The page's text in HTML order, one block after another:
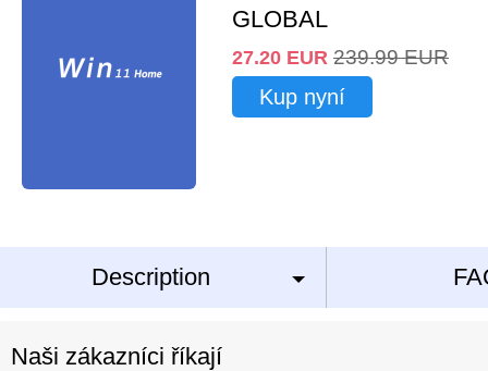
GLOBAL
27.20 EUR 239.99 EUR
Kup nyní
Description
Naši zákazníci říkají